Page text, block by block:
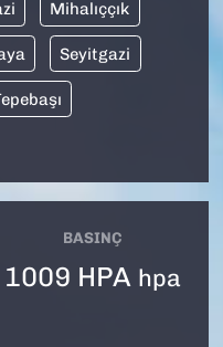
Mihalıççık
Seyitgazi
BASINÇ
1009 HPA hpa